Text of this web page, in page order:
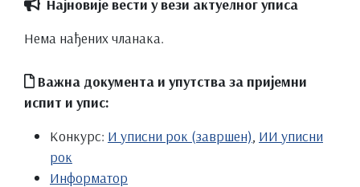
Најновије вести у вези актуелног уписа
Нема нађених чланака.
Важна документа и упутства за пријемни
испит и упис:
Конкурс: И уписни рок (завршен) ИИ уписни
рок
Информатор